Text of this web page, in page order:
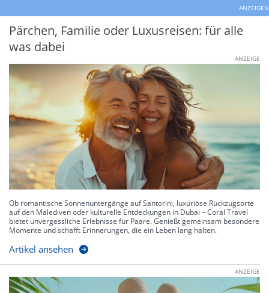
ANZEIGEN
Pärchen, Familie oder Luxusreisen: für alle
was dabei
ANZEIGE
Ob romantische Sonnenuntergänge auf Santorini, luxuriöse Rückzugsorte
auf den Malediven oder kulturelle Entdeckungen in Dubai – Coral Travel
bietet unvergessliche Erlebnisse für Paare. Genießt gemeinsam besondere
Momente und schafft Erinnerungen, die ein Leben lang halten.
Artikel ansehen
ANZEIGE